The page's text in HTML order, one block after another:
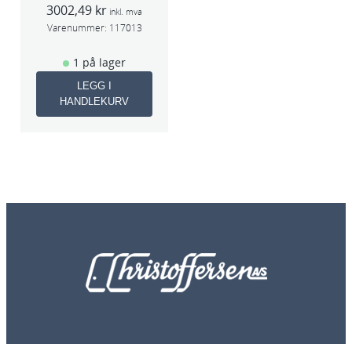
75mm
3002,49 kr inkl. mva
Varenummer: 117013
1 på lager
LEGG I
HANDLEKURV